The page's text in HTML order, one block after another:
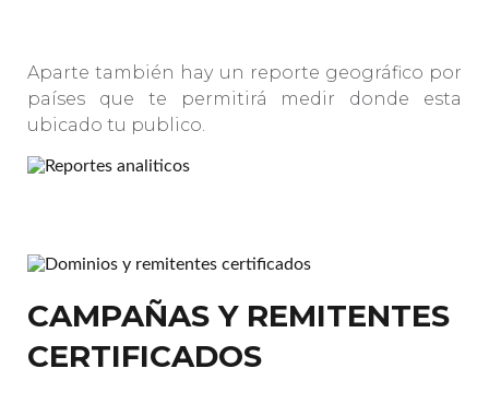
Aparte también hay un reporte geográfico por
países que te permitirá medir donde esta
ubicado tu publico.
CAMPAÑAS Y REMITENTES
CERTIFICADOS